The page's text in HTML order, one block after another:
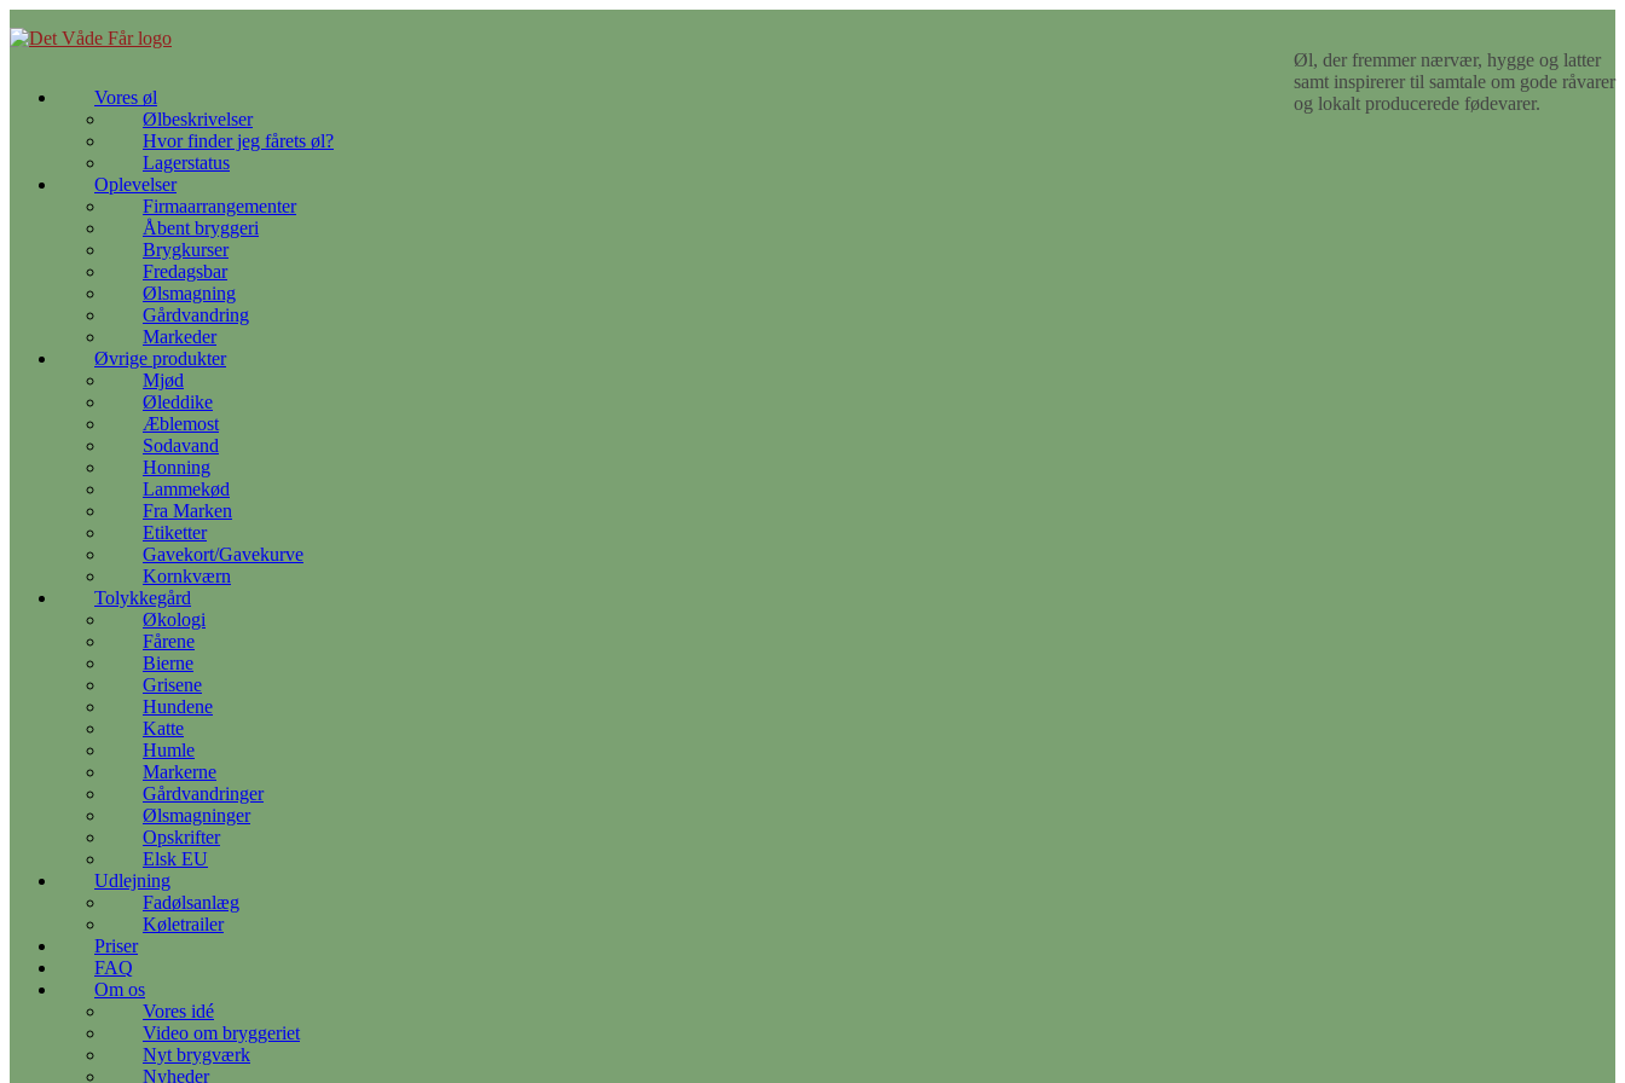
til
Øl, der fremmer nærvær, hygge og latter
samt inspirerer til samtale om gode råvarer
og lokalt producerede fødevarer.
Vores øl
Ølbeskrivelser
Hvor finder jeg fårets øl?
Lagerstatus
Oplevelser
Firmaarrangementer
Åbent bryggeri
Brygkurser
Fredagsbar
Ølsmagning
Gårdvandring
Markeder
Øvrige produkter
Mjød
Øleddike
Æblemost
Sodavand
Honning
Lammekød
Fra Marken
Etiketter
Gavekort/Gavekurve
Kornkværn
Tolykkegård
Økologi
Fårene
Bierne
Grisene
Hundene
Katte
Humle
Markerne
Gårdvandringer
Ølsmagninger
Opskrifter
Elsk EU
Udlejning
Fadølsanlæg
Køletrailer
Priser
FAQ
Om os
Vores idé
Video om bryggeriet
Nyt brygværk
Nyheder